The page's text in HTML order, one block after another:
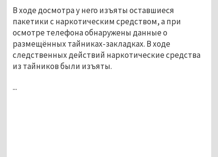
В ходе досмотра у него изъяты оставшиеся
пакетики с наркотическим средством, а при
осмотре телефона обнаружены данные о
размещённых тайниках-закладках. В ходе
следственных действий наркотические средства
из тайников были изъяты.
...